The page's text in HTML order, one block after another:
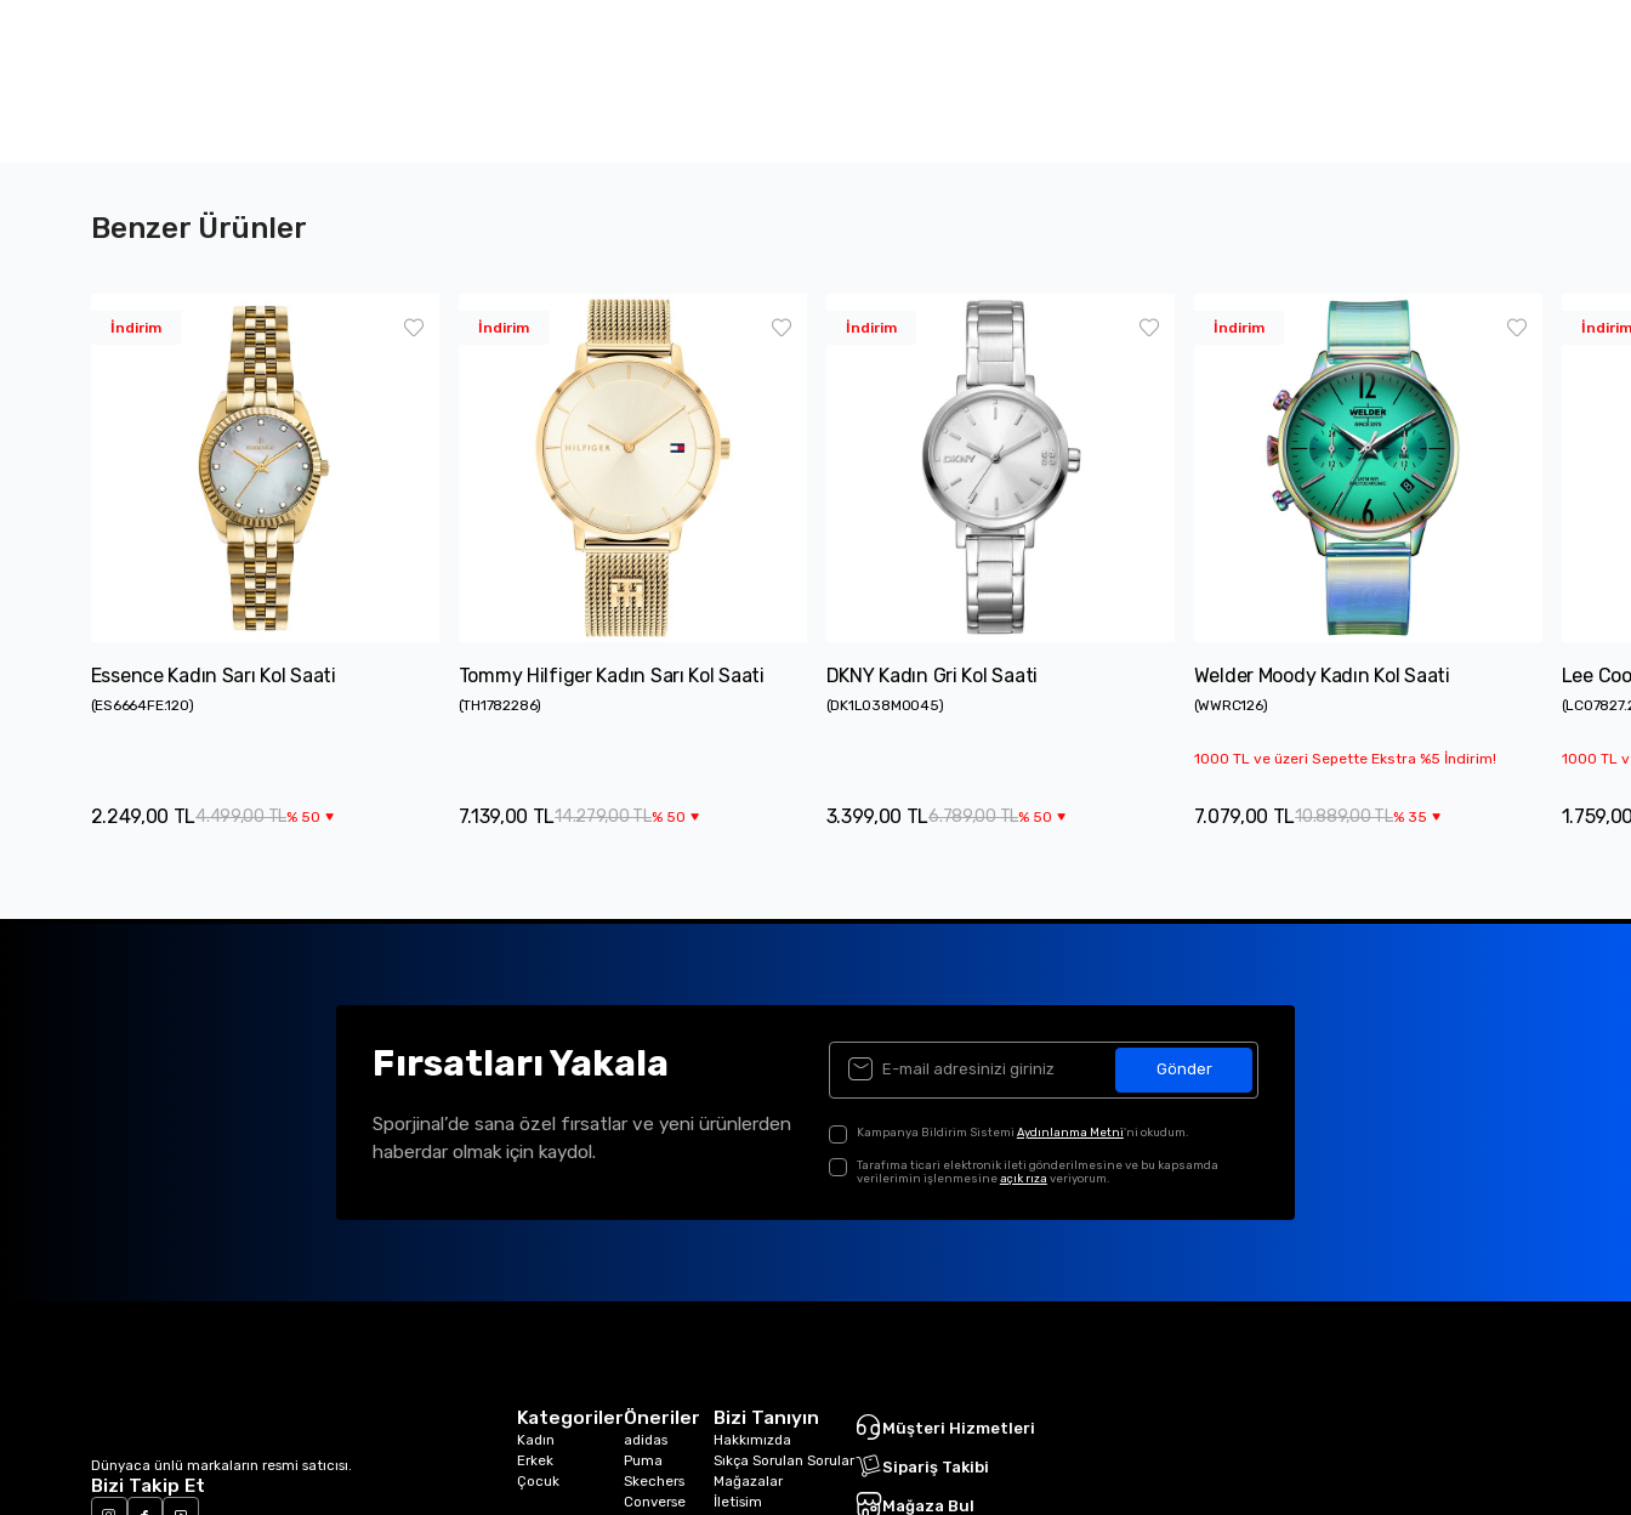
Benzer Ürünler
İndirim
Essence Kadın Sarı Kol Saati
(ES6664FE.120)
4.499,00 TL% 50
2.249,00 TL
İndirim
Tommy Hilfiger Kadın Sarı Kol Saati
(TH1782286)
14.279,00 TL% 50
7.139,00 TL
İndirim
DKNY Kadın Gri Kol Saati
(DK1L038M0045)
6.789,00 TL% 50
3.399,00 TL
İndirim
Welder Moody Kadın Kol Saati
(WWRC126)
1000 TL ve üzeri Sepette Ekstra %5 İndirim!
10.889,00 TL% 35
7.079,00 TL
İndirim
Lee
(
1000 TL
Fırsatları Yakala
Sporjinal’de sana özel fırsatlar ve yeni ürünlerden
haberdar olmak için kaydol.
Gönder
Kampanya Bildirim Sistemi Aydınlanma Metni'ni okudum.
Tarafıma ticari elektronik ileti gönderilmesine ve bu kapsamda
verilerimin işlenmesineaçık rıza veriyorum.
Dünyaca ünlü markaların resmi satıcısı.
Bizi Takip Et
Kategoriler
Kadın
Erkek
Çocuk
Öneriler
adidas
Puma
Skechers
Converse
Bizi Tanıyın
Hakkımızda
Sıkça Sorulan Sorular
Mağazalar
İletisim
Müşteri Hizmetleri
Sipariş Takibi
Mağaza Bul